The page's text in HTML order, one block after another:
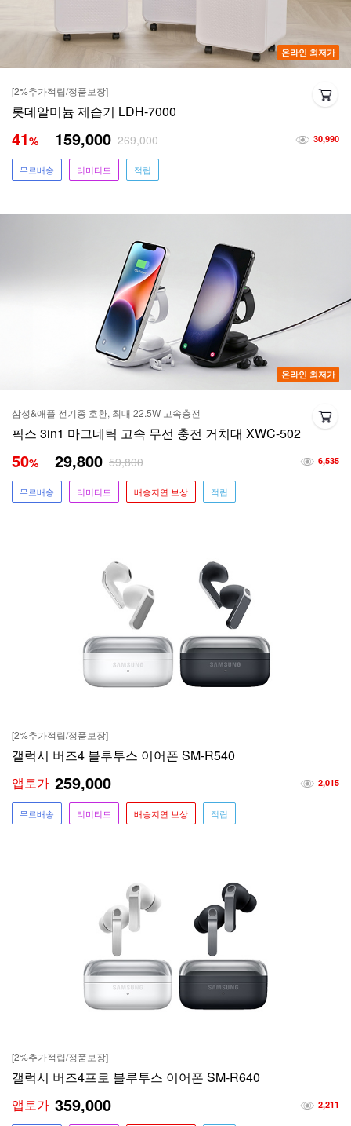
온라인 최저가
[2%추가적립/정품보장]
롯데알미늄 제습기 LDH-7000
30,990
41% 159,000 269,000
무료배송 리미티드 적립
온라인 최저가
삼성&애플 전기종 호환, 최대 22.5W 고속충전
픽스 3in1 마그네틱 고속 무선 충전 거치대 XWC-502
6,535
50% 29,800 59,800
무료배송 리미티드 배송지연 보상 적립
[2%추가적립/정품보장]
갤럭시 버즈4 블루투스 이어폰 SM-R540
2,015
앱토가 259,000
무료배송 리미티드 배송지연 보상 적립
[2%추가적립/정품보장]
갤럭시 버즈4프로 블루투스 이어폰 SM-R640
2,211
앱토가 359,000